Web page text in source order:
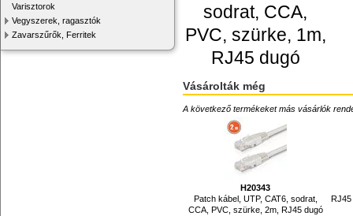
Varisztorok
Vegyszerek, ragasztók
Zavarszűrők, Ferritek
sodrat, CCA,
PVC, szürke, 1m,
RJ45 dugó
Vásárolták még
A következő termékeket más vásárlók
H20343
Patch kábel, UTP, CAT6, sodrat,
CCA, PVC, szürke, 2m, RJ45 dugó